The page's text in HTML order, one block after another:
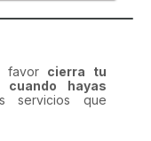
digital
favor cierra tu
hayas
que